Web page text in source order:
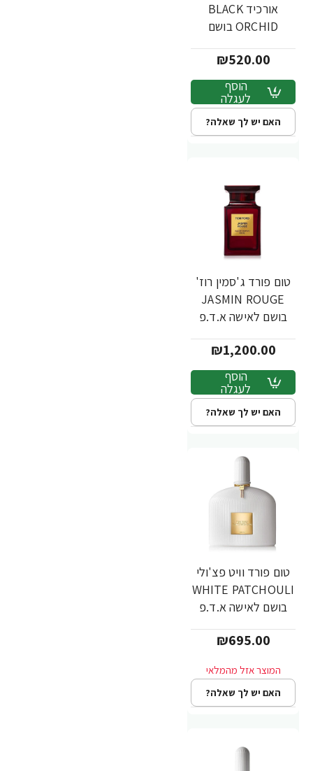
אורכיד BLACK
ORCHID בושם
א.ד.פ 100 מ"ל -
מבית TOM FORD
₪520.00
הוסף
לעגלה
האם יש לך שאלה?
טום פורד ג'סמין רוז'
JASMIN ROUGE
בושם לאישה א.ד.פ
TOM FORD
₪1,200.00
הוסף
לעגלה
האם יש לך שאלה?
טום פורד וויט פצ'ולי
WHITE PATCHOULI
בושם לאישה א.ד.פ
TOM FORD
₪695.00
האם יש לך שאלה?